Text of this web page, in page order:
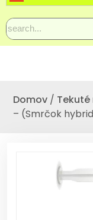
Domov /
– (Smrčok